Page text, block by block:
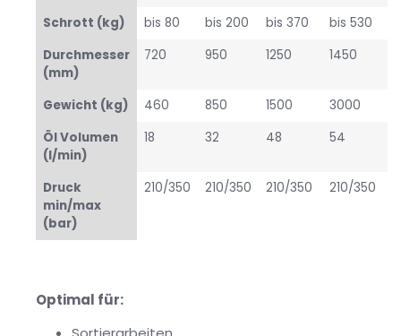
Schrott (kg) bis 80 bis 200 bis 370
bis 530
Durchmesser
(mm)
720 950 1250 1450
Gewicht (kg) 460 850 1500
3000
Öl Volumen
(l/min)
18 32 48 54
Druck
min/max
(bar)
210/350 210/350 210/350 210/350
Optimal für: